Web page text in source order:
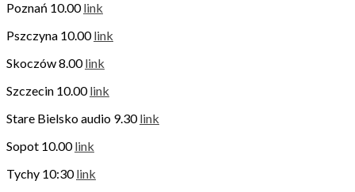
Poznań 10.00link
Pszczyna 10.00link
Skoczów 8.00link
Szczecin 10.00link
Stare Bielsko audio 9.30link
Sopot 10.00link
Tychy 10:30link